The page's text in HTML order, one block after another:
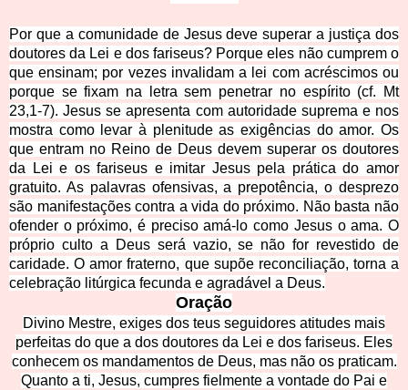
Por que a comunidade de Jesus deve superar a justiça dos
doutores da Lei e dos fariseus? Porque eles não cumprem o
que ensinam; por vezes invalidam a lei com acréscimos ou
porque se fixam na letra sem penetrar no espírito (cf. Mt
23,1-7). Jesus se apresenta com autoridade suprema e nos
mostra como levar à plenitude as exigências do amor. Os
que entram no Reino de Deus devem superar os doutores
da Lei e os fariseus e imitar Jesus pela prática do amor
gratuito. As palavras ofensivas, a prepotência, o desprezo
são manifestações contra a vida do próximo. Não basta não
ofender o próximo, é preciso amá-lo como Jesus o ama. O
próprio culto a Deus será vazio, se não for revestido de
caridade. O amor fraterno, que supõe reconciliação, torna a
celebração litúrgica fecunda e agradável a Deus.
Oração
Divino Mestre, exiges dos teus seguidores atitudes mais
perfeitas do que a dos doutores da Lei e dos fariseus. Eles
conhecem os mandamentos de Deus, mas não os praticam.
Quanto a ti, Jesus, cumpres fielmente a vontade do Pai e